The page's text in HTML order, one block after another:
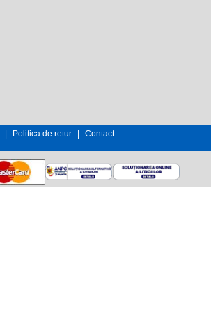
Politica de retur Contact